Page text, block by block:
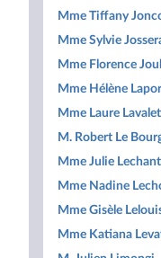
Mme Tiffany
Mme Sylvie
Mme Florence
Mme Hélène
Mme Laure
M. Robert Le
Mme Julie
Mme Nadine
Mme Gisèle
Mme Katiana